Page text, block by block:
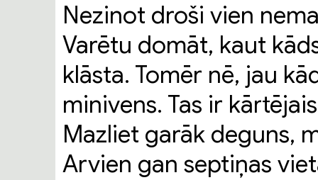
Nezinot droši vien
Varētu domāt, kaut
klāsta. Tomēr nē, jau
minivens. Tas ir
Mazliet garāk deguns,
Arvien gan septiņas